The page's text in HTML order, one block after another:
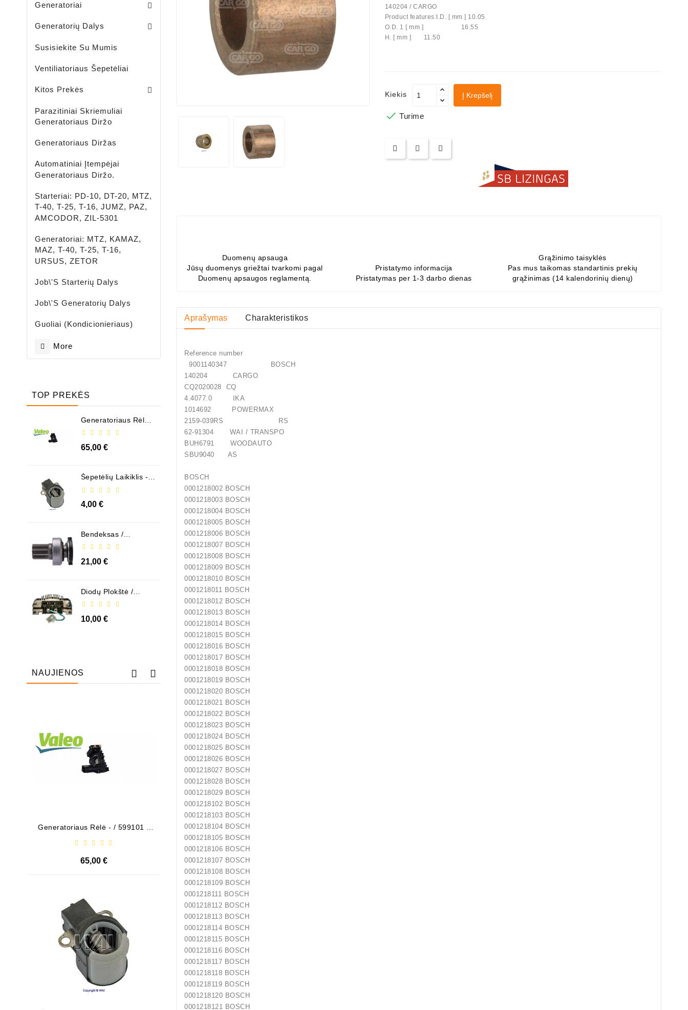
Generatoriai
Generatorių Dalys
Susisiekite Su Mumis
Ventiliatoriaus Šepetėliai
Kitos Prekės
Parazitiniai Skriemuliai
Generatoriaus Diržo
Generatoriaus Diržas
Automatiniai Įtempėjai
Generatoriaus Diržo.
Starteriai: PD-10, DT-20, MTZ,
T-40, T-25, T-16, JUMZ, PAZ,
AMCODOR, ZIL-5301
Generatoriai: MTZ, KAMAZ,
MAZ, T-40, T-25, T-16,
URSUS, ZETOR
Job\'s Starterių Dalys
Job\'s Generatorių Dalys
Guoliai (kondicionieriaus)
More
TOP PREKĖS
Generatoriaus Rėlė -
65,00 €
Šepetėlių Laikiklis - /
4,00 €
Bendeksas /
21,00 €
Diodų Plokštė /
10,00 €
NAUJIENOS
Generatoriaus Rėlė - / 599101 (
65,00 €
Išparduota
Bendeksas / 1006209661
21,00 €
Išparduota
140204 / CARGO
Product features:I.D. [ mm ] 10.05
O.D. 1 [ mm ] 16.55
H. [ mm ] 11.50
Kiekis Į Krepšelį
 Turime
Duomenų apsauga
Jūsų duomenys griežtai tvarkomi pagal
Duomenų apsaugos reglamentą.
Pristatymo informacija
Pristatymas per 1-3 darbo dienas
Grąžinimo taisyklės
Pas mus taikomas standartinis prekių
grąžinimas (14 kalendorinių dienų)
Aprašymas Charakteristikos
Reference number
9001140347 BOSCH
140204 CARGO
CQ2020028 CQ
4.4077.0 IKA
1014692 POWERMAX
2159-039RS RS
62-91304 WAI / TRANSPO
BUH6791 WOODAUTO
SBU9040 AS
BOSCH
0001218002 BOSCH
0001218003 BOSCH
0001218004 BOSCH
0001218005 BOSCH
0001218006 BOSCH
0001218007 BOSCH
0001218008 BOSCH
0001218009 BOSCH
0001218010 BOSCH
0001218011 BOSCH
0001218012 BOSCH
0001218013 BOSCH
0001218014 BOSCH
0001218015 BOSCH
0001218016 BOSCH
0001218017 BOSCH
0001218018 BOSCH
0001218019 BOSCH
0001218020 BOSCH
0001218021 BOSCH
0001218022 BOSCH
0001218023 BOSCH
0001218024 BOSCH
0001218025 BOSCH
0001218026 BOSCH
0001218027 BOSCH
0001218028 BOSCH
0001218029 BOSCH
0001218102 BOSCH
0001218103 BOSCH
0001218104 BOSCH
0001218105 BOSCH
0001218106 BOSCH
0001218107 BOSCH
0001218108 BOSCH
0001218109 BOSCH
0001218111 BOSCH
0001218112 BOSCH
0001218113 BOSCH
0001218114 BOSCH
0001218115 BOSCH
0001218116 BOSCH
0001218117 BOSCH
0001218118 BOSCH
0001218119 BOSCH
0001218120 BOSCH
0001218121 BOSCH